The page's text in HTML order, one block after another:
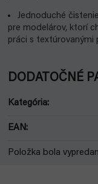
Jednoduché
pre modelárov, ktorí
práci s textúrovanými
DODATOČNÉ
Kategória:
EAN:
Položka bola